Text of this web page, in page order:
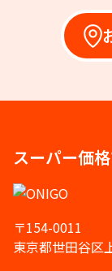
スーパー価
〒154-0011
東京都世田谷区